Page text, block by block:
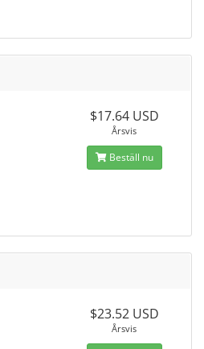
$17.64 USD
Årsvis
Beställ nu
$23.52 USD
Årsvis